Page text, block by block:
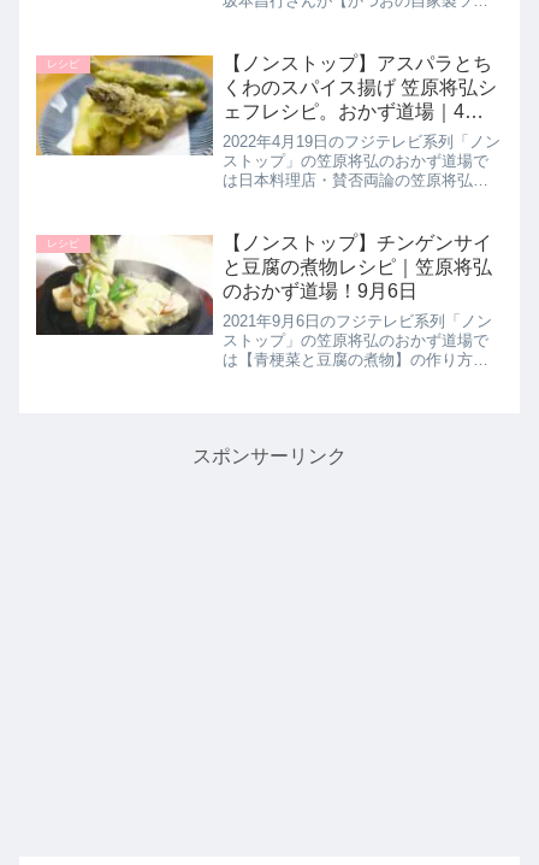
製のツナは低温のオリーブオイルで火
を通すのでしっとり！...
レシピ
【ノンストップ】アスパラとち
くわのスパイス揚げ 笠原将弘シ
ェフレシピ。おかず道場｜4月
19日
2022年4月19日のフジテレビ系列「ノン
ストップ」の笠原将弘のおかず道場で
は日本料理店・賛否両論の笠原将弘シ
しく紹介します。旬のグリーンアスパ
ラをスパイシーなカレー衣で揚...
レシピ
【ノンストップ】チンゲンサイ
と豆腐の煮物レシピ｜笠原将弘
のおかず道場！9月6日
2021年9月6日のフジテレビ系列「ノン
ストップ」の笠原将弘のおかず道場で
は【青梗菜と豆腐の煮物】の作り方を
スポンサーリンク